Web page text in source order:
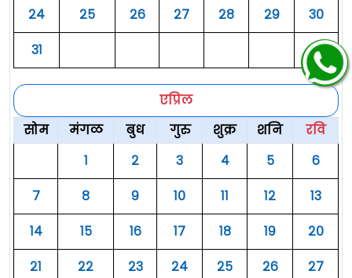
२४
२५ २६ २७ २८ २९
३०
३१
एप्रिल
सोम
मंगळ बुध गुरु शुक्र शनि
रवि
१
२ ३ ४ ५
६
७
८ ९ १० ११ १२
१३
१४
१५ १६ १७ १८ १९
२०
२१
२२ २३ २४ २५ २६
२७